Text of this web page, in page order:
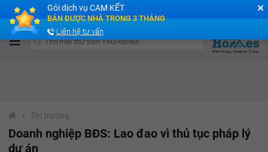
Cộng đồng Môi giới bPRO
› Thị trường
Doanh nghiệp BĐS: Lao đao vì thủ tục pháp lý
dự án
✕
Gói dịch vụ CAM KẾT
BÁN ĐƯỢC NHÀ TRONG 3 THÁNG
Liên hệ tư vấn